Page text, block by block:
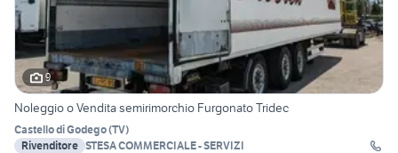
9
Noleggio o Vendita semirimorchio Furgonato Tridec
Castello di Godego(TV)
Rivenditore STESA COMMERCIALE - SERVIZI